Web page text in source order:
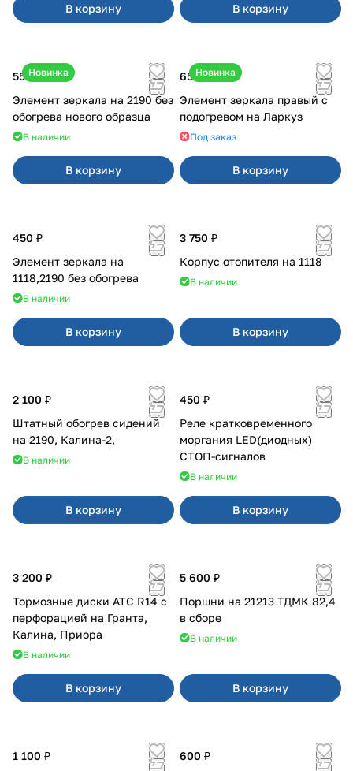
В корзину В корзину
Новинка
550 ₽
Элемент зеркала на 2190 без
обогрева нового образца
В наличии
В корзину
Новинка
650 ₽
Элемент зеркала правый с
подогревом на Ларкуз
Под заказ
В корзину
450 ₽
Элемент зеркала на
1118,2190 без обогрева
В наличии
В корзину
3 750 ₽
Корпус отопителя на 1118
В наличии
В корзину
2 100 ₽
Штатный обогрев сидений
на 2190, Калина-2,
В наличии
В корзину
450 ₽
Реле кратковременного
моргания LED(диодных)
СТОП-сигналов
В наличии
В корзину
3 200 ₽
Тормозные диски АТС R14 с
перфорацией на Гранта,
Калина, Приора
В наличии
В корзину
5 600 ₽
Поршни на 21213 ТДМК 82,4
в сборе
В наличии
В корзину
1 100 ₽
600 ₽